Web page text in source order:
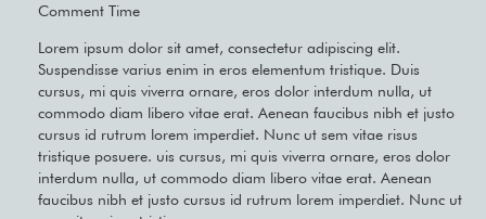
Comment Time
Lorem ipsum dolor sit amet, consectetur adipiscing elit.
Suspendisse varius enim in eros elementum tristique. Duis
cursus, mi quis viverra ornare, eros dolor interdum nulla, ut
commodo diam libero vitae erat. Aenean faucibus nibh et justo
cursus id rutrum lorem imperdiet. Nunc ut sem vitae risus
tristique posuere. uis cursus, mi quis viverra ornare, eros dolor
interdum nulla, ut commodo diam libero vitae erat. Aenean
faucibus nibh et justo cursus id rutrum lorem imperdiet. Nunc ut